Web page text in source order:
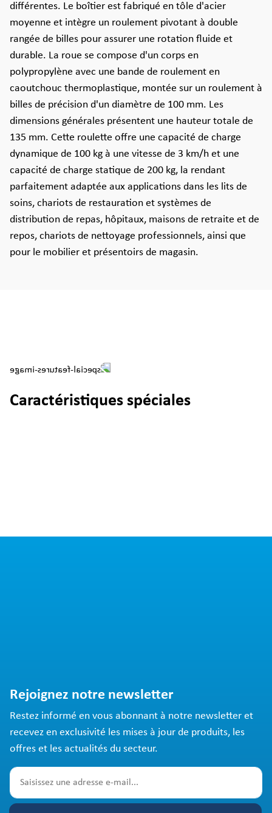
différentes. Le boîtier est fabriqué en tôle d'acier
moyenne et intègre un roulement pivotant à double
rangée de billes pour assurer une rotation fluide et
durable. La roue se compose d'un corps en
polypropylène avec une bande de roulement en
caoutchouc thermoplastique, montée sur un roulement à
billes de précision d'un diamètre de 100 mm. Les
dimensions générales présentent une hauteur totale de
135 mm. Cette roulette offre une capacité de charge
dynamique de 100 kg à une vitesse de 3 km/h et une
capacité de charge statique de 200 kg, la rendant
parfaitement adaptée aux applications dans les lits de
soins, chariots de restauration et systèmes de
distribution de repas, hôpitaux, maisons de retraite et de
repos, chariots de nettoyage professionnels, ainsi que
pour le mobilier et présentoirs de magasin.
Caractéristiques spéciales
Rejoignez notre newsletter
Restez informé en vous abonnant à notre newsletter et
recevez en exclusivité les mises à jour de produits, les
offres et les actualités du secteur.